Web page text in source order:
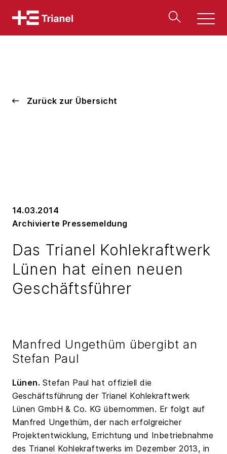
Men
Zurück zur Übersicht
14.03.2014
Archivierte Pressemeldung
Das Trianel Kohlekraftwerk
Lünen hat einen neuen
Geschäftsführer
Manfred Ungethüm übergibt an
Stefan Paul
Lünen. Stefan Paul hat offiziell die
Geschäftsführung der Trianel Kohlekraftwerk
Lünen GmbH & Co. KG übernommen. Er folgt auf
Manfred Ungethüm, der nach erfolgreicher
Projektentwicklung, Errichtung und Inbetriebnahme
des Trianel Kohlekraftwerks im Dezember 2013, in